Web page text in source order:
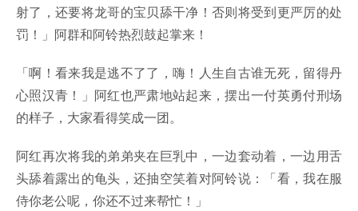
射了，还要将龙哥的宝贝舔干净！否则将受到更严厉的处
罚！」阿群和阿铃热烈鼓起掌来！
「啊！看来我是逃不了了，嗨！人生自古谁无死，留得丹
心照汉青！」阿红也严肃地站起来，摆出一付英勇付刑场
的样子，大家看得笑成一团。
阿红再次将我的弟弟夹在巨乳中，一边套动着，一边用舌
头舔着露出的龟头，还抽空笑着对阿铃说：「看，我在服
侍你老公呢，你还不过来帮忙！」